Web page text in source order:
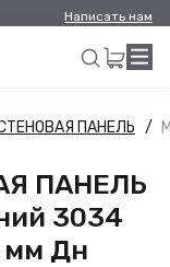
Написать нам
Искать
ПАНЕЛЬ
ПАНЕЛЬ
3034
мм Дн